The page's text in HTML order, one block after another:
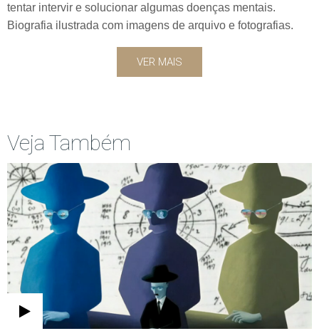
tentar intervir e solucionar algumas doenças mentais.
Biografia ilustrada com imagens de arquivo e fotografias.
VER MAIS
Veja Também